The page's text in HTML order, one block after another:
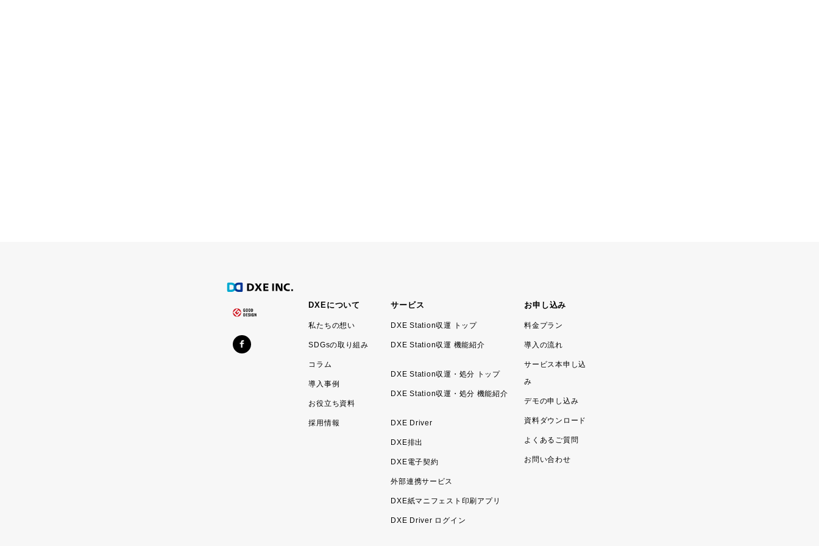
DXEについて
私たちの想い
SDGsの取り組み
コラム
導入事例
お役立ち資料
採用情報
サービス
DXE Station収運 トップ
DXE Station収運 機能紹介
DXE Station収運・処分 トップ
DXE Station収運・処分 機能紹介
DXE Driver
DXE排出
DXE電子契約
外部連携サービス
DXE紙マニフェスト印刷アプリ
DXE Driver ログイン
お申し込み
料金プラン
導入の流れ
サービス本申し込
み
デモの申し込み
資料ダウンロード
よくあるご質問
お問い合わせ